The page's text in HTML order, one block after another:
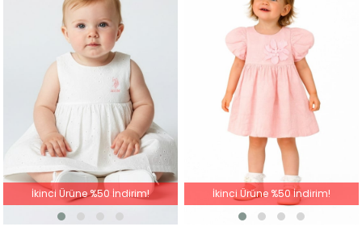
İkinci Ürüne %50 İndirim! İkinci Ürüne %50 İndirim!